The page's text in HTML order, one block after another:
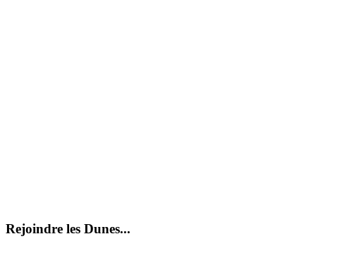
Rejoindre les Dunes...